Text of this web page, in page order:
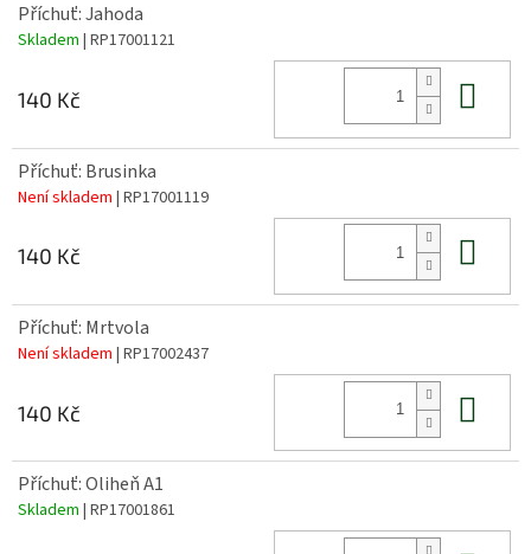
Příchuť: Jahoda
Skladem | RP17001121
140 Kč
Příchuť: Brusinka
Není skladem | RP17001119
140 Kč
Příchuť: Mrtvola
Není skladem | RP17002437
140 Kč
Příchuť: Oliheň A1
Skladem | RP17001861